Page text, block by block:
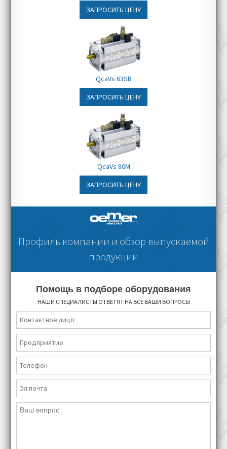
ЗАПРОСИТЬ ЦЕНУ
QcaVs 63SB
ЗАПРОСИТЬ ЦЕНУ
QcaVs 80M
ЗАПРОСИТЬ ЦЕНУ
Профиль компании и обзор выпускаемой
продукции
Помощь в подборе оборудования
НАШИ СПЕЦИАЛИСТЫ ОТВЕТЯТ НА ВСЕ ВАШИ ВОПРОСЫ